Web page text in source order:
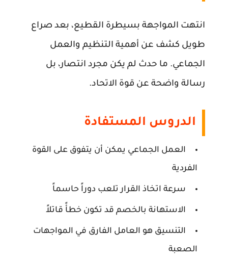
انتهت المواجهة بسيطرة القطيع، بعد صراع
طويل كشف عن أهمية التنظيم والعمل
الجماعي. ما حدث لم يكن مجرد انتصار، بل
رسالة واضحة عن قوة الاتحاد.
الدروس المستفادة
العمل الجماعي يمكن أن يتفوق على القوة
الفردية
سرعة اتخاذ القرار تلعب دوراً حاسماً
الاستهانة بالخصم قد تكون خطأً قاتلاً
التنسيق هو العامل الفارق في المواجهات
الصعبة